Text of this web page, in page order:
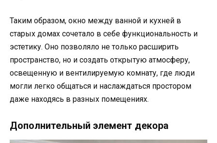
Таким образом, окно между ванной и кухней в
старых домах сочетало в себе функциональность и
эстетику. Оно позволяло не только расширить
пространство, но и создать открытую атмосферу,
освещенную и вентилируемую комнату, где люди
могли легко общаться и наслаждаться простором
даже находясь в разных помещениях.
Дополнительный элемент декора